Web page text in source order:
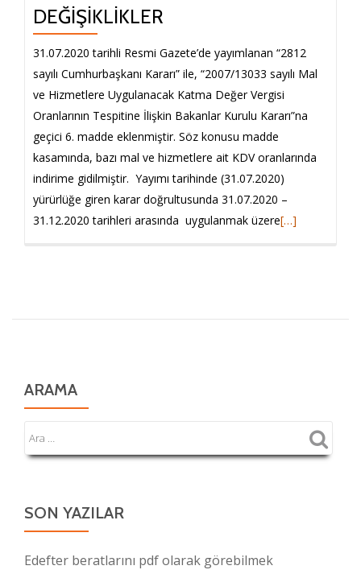
DEĞIŞIKLIKLER
31.07.2020 tarihli Resmi Gazete’de yayımlanan “2812
sayılı Cumhurbaşkanı Kararı” ile, “2007/13033 sayılı Mal
ve Hizmetlere Uygulanacak Katma Değer Vergisi
Oranlarının Tespitine İlişkin Bakanlar Kurulu Kararı”na
geçici 6. madde eklenmiştir. Söz konusu madde
kasamında, bazı mal ve hizmetlere ait KDV oranlarında
indirime gidilmiştir. Yayımı tarihinde (31.07.2020)
yürürlüğe giren karar doğrultusunda 31.07.2020 –
31.12.2020 tarihleri arasında uygulanmak üzereHakkında
07-
tarihleri
[…]
ARAMA
SON YAZILAR
Edefter beratlarını pdf olarak görebilmek